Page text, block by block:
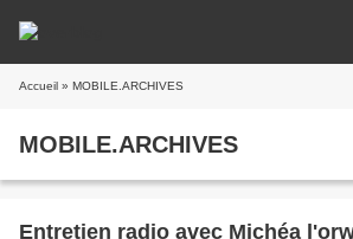
Accueil » MOBILE.ARCHIVES
MOBILE.ARCHIVES
Entretien radio avec Michéa